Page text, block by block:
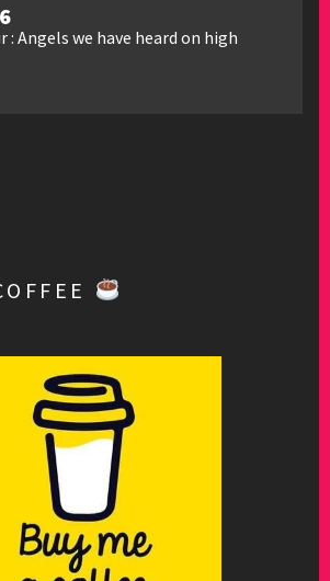
: Angels we have heard on high